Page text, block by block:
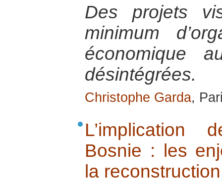
Des projets
minimum
économique
désintégrées.
Christophe Garda,
Bosnie : les
la reconstruction